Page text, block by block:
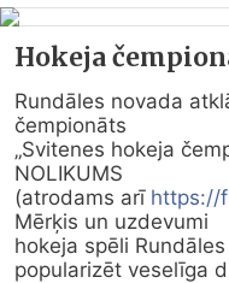
Hokeja
Rundāles novada
čempionāts
„Svitenes hokeja
NOLIKUMS
(atrodams arī https://
Mērķis un uzdevumi  	Popularizēt un attīstīt
hokeja spēli Rundāles novadā.
popularizēt veselīga